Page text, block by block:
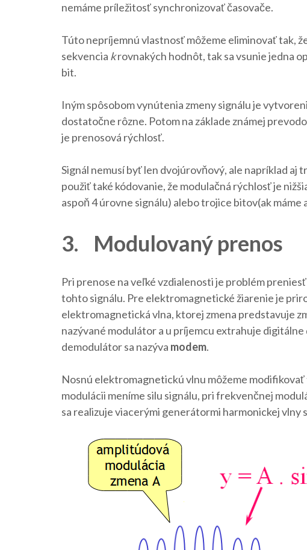
nemáme príležitosť synchronizovať časovače.
Túto nepríjemnú vlastnosť môžeme eliminovať tak,
sekvencia krovnakých hodnôt, tak sa vsunie jedna
bit.
Iným spôsobom vynútenia zmeny signálu je
dostatočne rôzne. Potom na základe známej
je prenosová rýchlosť.
Signál nemusí byť len dvojúrovňový, ale napríklad aj
použiť také kódovanie, že modulačná rýchlosť je
aspoň 4 úrovne signálu) alebo trojice bitov(ak máme
3. Modulovaný prenos
Pri prenose na veľké vzdialenosti je problém
tohto signálu. Pre elektromagnetické žiarenie je
elektromagnetická vlna, ktorej zmena predstavuje
nazývané modulátor a u príjemcu extrahuje
demodulátor sa nazýva modem.
Nosnú elektromagnetickú vlnu môžeme
modulácii meníme silu signálu, pri frekvenčnej
sa realizuje viacerými generátormi harmonickej vlny